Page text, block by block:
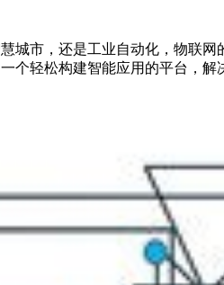
市，还是工业自动化，物联
轻松构建智能应用的平台，解